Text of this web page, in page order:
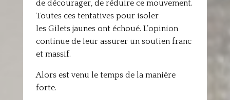
de décourager, de réduire ce mouvement.
Toutes ces tentatives pour isoler
les Gilets jaunes ont échoué. L’opinion
continue de leur assurer un soutien franc
et massif.
Alors est venu le temps de la manière
forte.